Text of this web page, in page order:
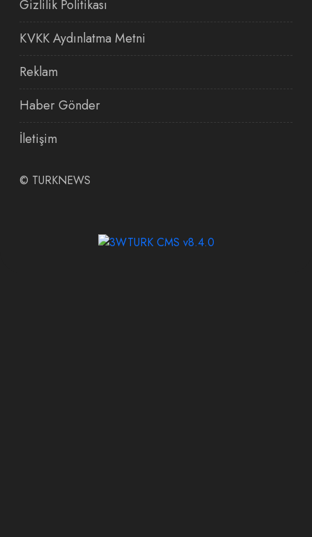
Gizlilik Politikası
KVKK Aydınlatma Metni
Reklam
Haber Gönder
İletişim
© TURKNEWS